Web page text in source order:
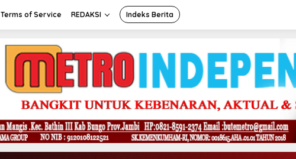
Terms of Service REDAKSI Indeks Berita